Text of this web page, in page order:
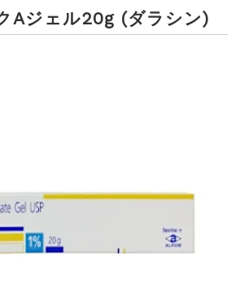
て【2025-202...
て【2025-202...
ご案内...
Aジェル20g (ダラシン)